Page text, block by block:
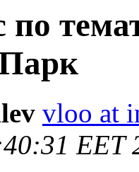
по
vloo at
EET